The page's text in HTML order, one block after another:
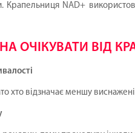
Крапельниця NAD+
ОЧІКУВАТИ ВІД
хто відзначає меншу